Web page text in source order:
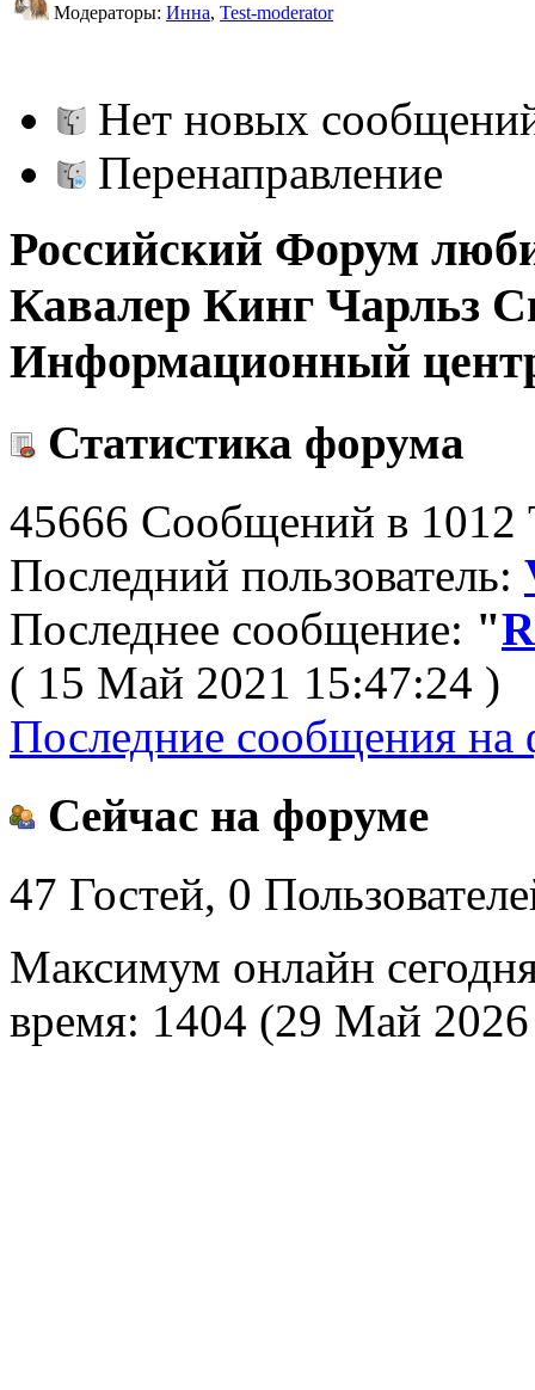
Модераторы: Инна, Test-moderator
Нет новых
Перенаправление
Российский Форум
Кавалер Кинг Чарльз
Информационный
Статистика форума
45666 Сообщений в 1012
Последний пользователь:
Последнее сообщение: "
( 15 Май 2021 15:47:24 )
Последние сообщения на
Сейчас на форуме
47 Гостей, 0
Максимум онлайн
время: 1404 (29 Май